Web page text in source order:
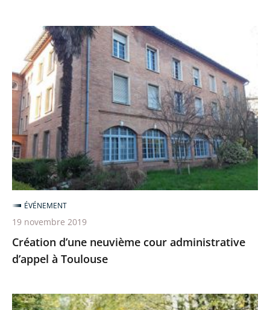
l’État
droit
Création
d’une
neuvième
cour
administrative
d’appel
à
Toulouse
Création d’une neuvième cour administrative
d’appel à Toulouse
ÉVÉNEMENT
19 novembre 2019
21